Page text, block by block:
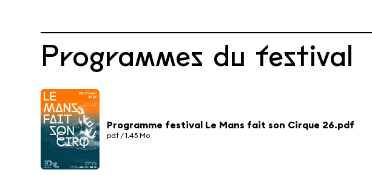
Programmes du festival
Programme festival Le Mans fait son Cirque 26.pdf
pdf / 1.45 Mo